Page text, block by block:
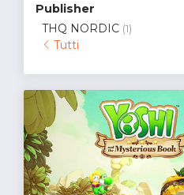
Publisher
THQ NORDIC (1)
Tutti